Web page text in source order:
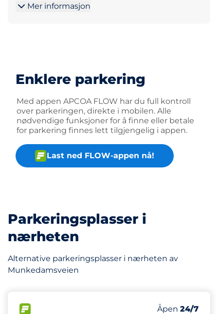
Mer informasjon
Enklere parkering
Med appen APCOA FLOW har du full kontroll
over parkeringen, direkte i mobilen. Alle
nødvendige funksjoner for å finne eller betale
for parkering finnes lett tilgjengelig i appen.
Last ned FLOW-appen nå!
Parkeringsplasser i
nærheten
Alternative parkeringsplasser i nærheten av
Munkedamsveien
Antall
160
HC plasser
4
Åpen 24/7
135 m